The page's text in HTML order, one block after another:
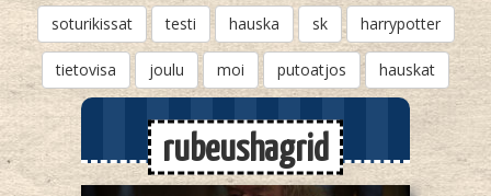
soturikissat testi hauska sk harrypotter
tietovisa joulu moi putoatjos hauskat
rubeushagrid